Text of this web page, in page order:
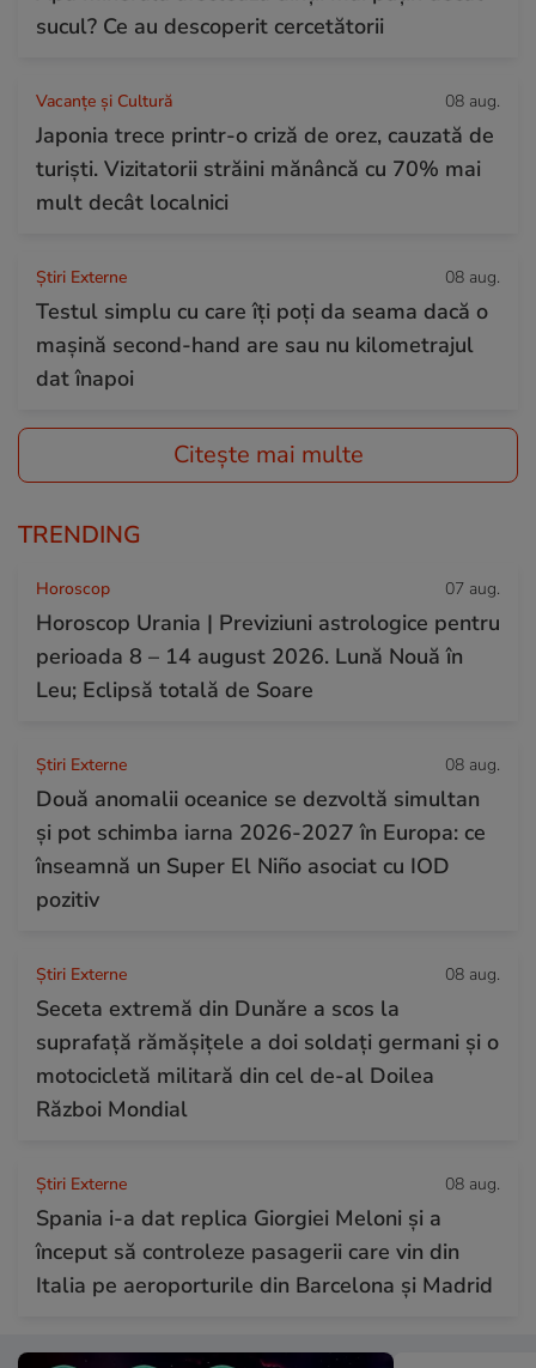
sucul? Ce au descoperit cercetătorii
Vacanțe și Cultură 08 aug.
Japonia trece printr-o criză de orez, cauzată de
turiști. Vizitatorii străini mănâncă cu 70% mai
mult decât localnici
Știri Externe 08 aug.
Testul simplu cu care îți poți da seama dacă o
mașină second-hand are sau nu kilometrajul
dat înapoi
Citește mai multe
TRENDING
Horoscop 07 aug.
Horoscop Urania | Previziuni astrologice pentru
perioada 8 – 14 august 2026. Lună Nouă în
Leu; Eclipsă totală de Soare
Știri Externe 08 aug.
Două anomalii oceanice se dezvoltă simultan
și pot schimba iarna 2026-2027 în Europa: ce
înseamnă un Super El Niño asociat cu IOD
pozitiv
Știri Externe 08 aug.
Seceta extremă din Dunăre a scos la
suprafață rămășițele a doi soldați germani și o
motocicletă militară din cel de-al Doilea
Război Mondial
Știri Externe 08 aug.
Spania i-a dat replica Giorgiei Meloni și a
început să controleze pasagerii care vin din
Italia pe aeroporturile din Barcelona și Madrid